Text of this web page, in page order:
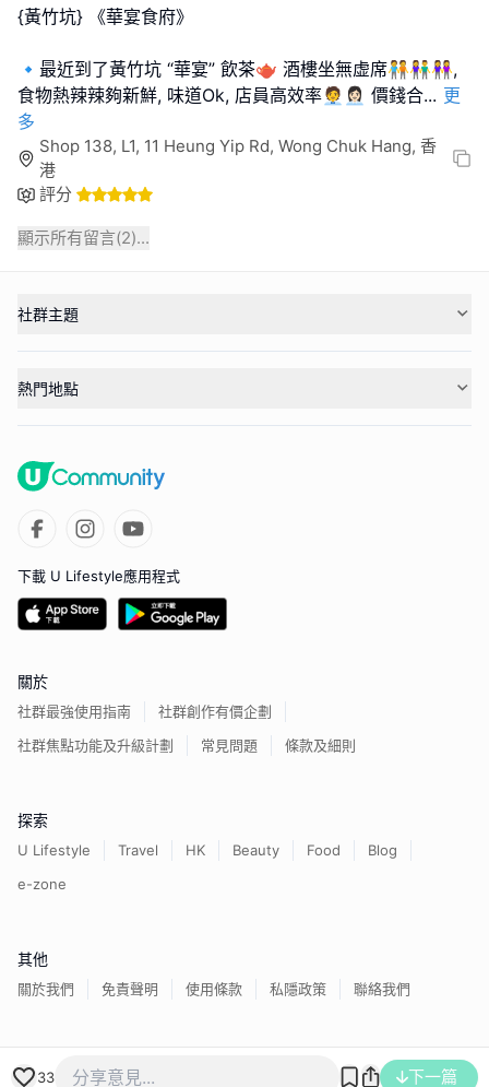
{黃竹坑} 《華宴食府》
🔹️最近到了黃竹坑 “華宴” 飲茶🫖 酒樓坐無虚席🧑‍🤝‍🧑👫👭,
食物熱辣辣夠新鮮, 味道Ok, 店員高效率🧑‍💼👩🏻‍💼 價錢合... 更
多
Shop 138, L1, 11 Heung Yip Rd, Wong Chuk Hang, 香
港
評分
顯示所有留言(2)...
33 下一篇
社群主題
熱門地點
下載 U Lifestyle應用程式
關於
社群最強使用指南
社群創作有價企劃
社群焦點功能及升級計劃
常見問題 條款及細則
探索
U Lifestyle Travel HK Beauty Food
Blog
e-zone
其他
關於我們 免責聲明 使用條款 私隱政策 聯絡我們
香港經濟日報版權所有©